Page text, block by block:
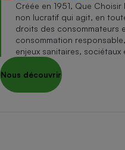
Créée en 1951, Que
non lucratif qui agit, en
droits des consommateurs
consommation
enjeux sanitaires, sociétaux
Nous découvrir